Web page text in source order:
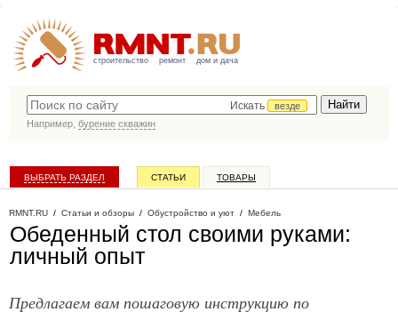
строительство ремонт дом и дача
Искать
везде
Например, бурение скважин
ВЫБРАТЬ РАЗДЕЛ СТАТЬИ ТОВАРЫ
RMNT.RU / Статьи и обзоры / Обустройство и уют / Мебель
Обеденный стол своими руками:
личный опыт
Предлагаем вам пошаговую инструкцию по